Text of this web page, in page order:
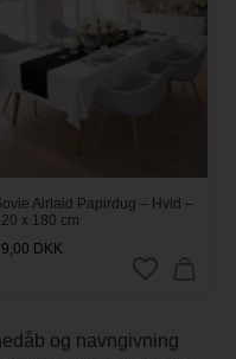
Airlaid Papirdug – Hvid –
x 180 cm
DKK
og navngivning